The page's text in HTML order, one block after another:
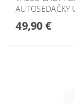
AUTOSEDAČKY
49,90 €